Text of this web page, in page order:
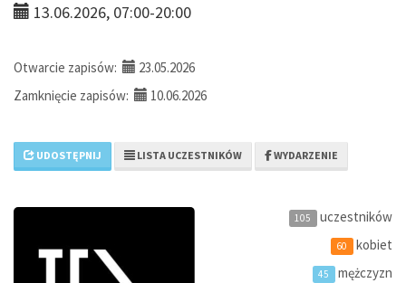
13.06.2026, 07:00-20:00
Otwarcie zapisów:
23.05.2026
Zamknięcie zapisów:
10.06.2026
UDOSTĘPNIJ LISTA UCZESTNIKÓW WYDARZENIE
105 uczestników
60 kobiet
45 mężczyzn